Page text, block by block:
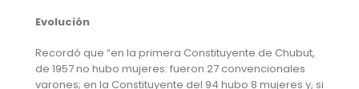
Evolución
Recordó que “en la primera Constituyente de Chubut,
de 1957 no hubo mujeres: fueron 27 convencionales
varones; en la Constituyente del 94 hubo 8 mujeres y, si